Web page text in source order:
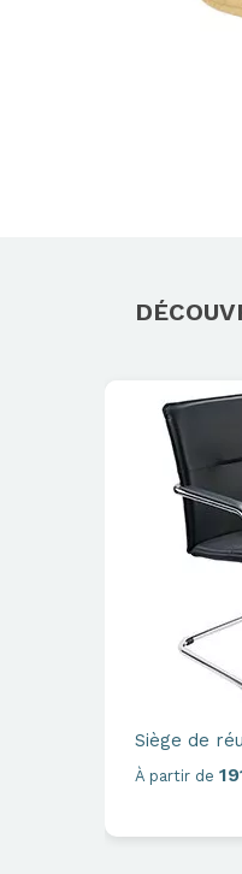
Siège de
À partir de